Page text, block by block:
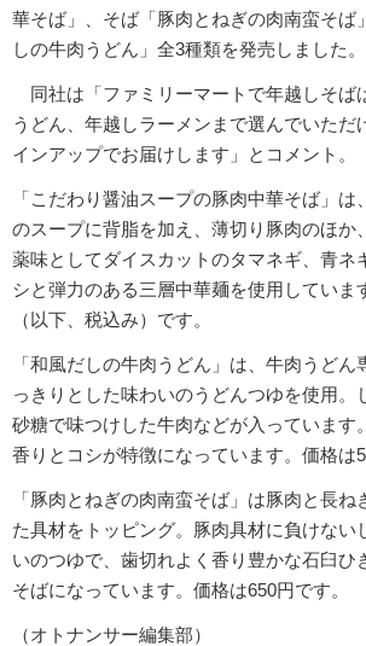
華そば」、そば「豚肉とねぎの肉南蛮そば
しの牛肉うどん」全3種類を発売しました。
同社は「ファミリーマートで年越しそば
うどん、年越しラーメンまで選んでいただ
インアップでお届けします」とコメント。
「こだわり醤油スープの豚肉中華そば」
のスープに背脂を加え、薄切り豚肉のほか
薬味としてダイスカットのタマネギ、青ネ
シと弾力のある三層中華麺を使用していま
（以下、税込み）です。
「和風だしの牛肉うどん」は、牛肉うどん
っきりとした味わいのうどんつゆを使用。
砂糖で味つけした牛肉などが入っています
香りとコシが特徴になっています。価格は
「豚肉とねぎの肉南蛮そば」は豚肉と長
た具材をトッピング。豚肉具材に負けない
いのつゆで、歯切れよく香り豊かな石臼ひ
そばになっています。価格は650円です。
（オトナンサー編集部）